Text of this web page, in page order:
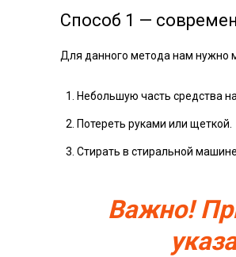
Способ 1 —
Для данного метода нам нужно
Небольшую часть средства
Потереть руками или щеткой.
Стирать в стиральной машине.
Важно!